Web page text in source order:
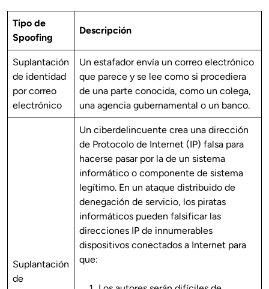
Tipo de
Spoofing
Descripción
Suplantación
de identidad
por correo
electrónico
Un estafador envía un correo electrónico
que parece y se lee como si procediera
de una parte conocida, como un colega,
una agencia gubernamental o un banco.
Suplantación
de
Un ciberdelincuente crea una dirección
de Protocolo de Internet (IP) falsa para
hacerse pasar por la de un sistema
informático o componente de sistema
legítimo. En un ataque distribuido de
denegación de servicio, los piratas
informáticos pueden falsificar las
direcciones IP de innumerables
dispositivos conectados a Internet para
que: